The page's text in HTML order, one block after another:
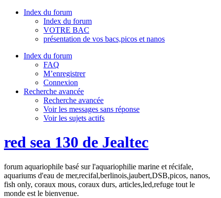
Index du forum
Index du forum
VOTRE BAC
présentation de vos bacs,picos et nanos
Index du forum
FAQ
M’enregistrer
Connexion
Recherche avancée
Recherche avancée
Voir les messages sans réponse
Voir les sujets actifs
red sea 130 de Jealtec
forum aquariophile basé sur l'aquariophilie marine et récifale,
aquariums d'eau de mer,recifal,berlinois,jaubert,DSB,picos, nanos,
fish only, coraux mous, coraux durs, articles,led,refuge tout le
monde est le bienvenue.